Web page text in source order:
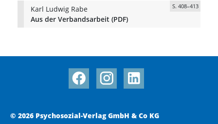
Karl Ludwig Rabe
S. 408–413
Aus der Verbandsarbeit (PDF)
© 2026 Psychosozial-Verlag GmbH & Co KG